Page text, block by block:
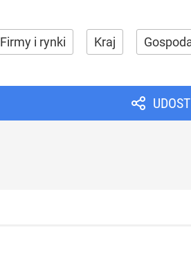
Firmy i rynki Kraj